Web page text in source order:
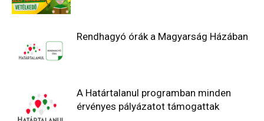
Rendhagyó órák a Magyarság Házában
A Határtalanul programban minden
érvényes pályázatot támogattak